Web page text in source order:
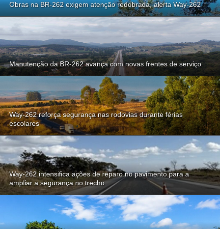
Obras na BR-262 exigem atenção redobrada, alerta Way-262
Manutenção da BR-262 avança com novas frentes de serviço
Way-262 reforça segurança nas rodovias durante férias
escolares
Way-262 intensifica ações de reparo no pavimento para a
ampliar a segurança no trecho